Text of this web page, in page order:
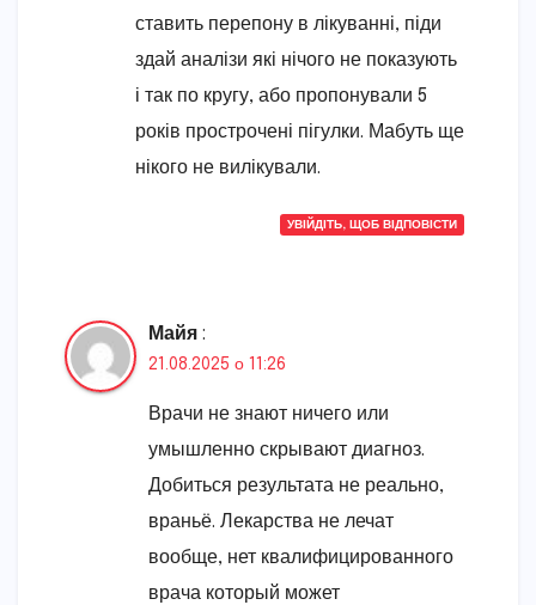
ставить перепону в лікуванні, піди
здай аналізи які нічого не показують
і так по кругу, або пропонували 5
років прострочені пігулки. Мабуть ще
нікого не вилікували.
УВІЙДІТЬ, ЩОБ ВІДПОВІСТИ
Майя :
21.08.2025 о 11:26
Врачи не знают ничего или
умышленно скрывают диагноз.
Добиться результата не реально,
враньё. Лекарства не лечат
вообще, нет квалифицированного
врача который может